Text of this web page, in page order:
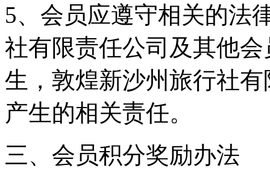
5、会员应遵守相关的法
社有限责任公司及其他
生，敦煌新沙州旅行社
产生的相关责任。
三、会员积分奖励办法